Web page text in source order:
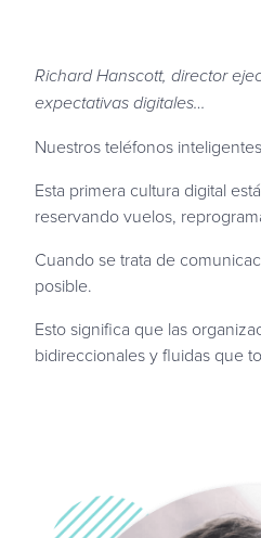
Richard Hanscott, director
expectativas digitales…
Nuestros teléfonos
Esta primera cultura digital
reservando vuelos,
Cuando se trata de
posible.
Esto significa que las
bidireccionales y fluidas que